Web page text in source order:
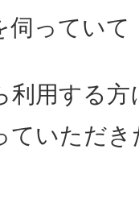
伺っていて
利用する方
ていただき